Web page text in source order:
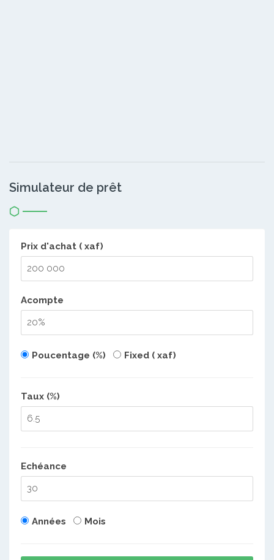
Simulateur de prêt
Prix d'achat ( xaf)
Acompte
Poucentage (%) Fixed ( xaf)
Taux (%)
Echéance
Années Mois